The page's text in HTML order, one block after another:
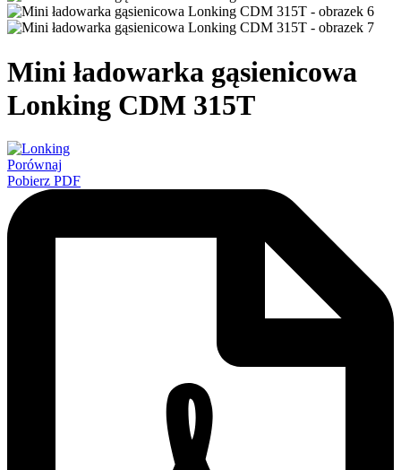
Mini ładowarka gąsienicowa
Lonking CDM 315T
Porównaj
Pobierz PDF